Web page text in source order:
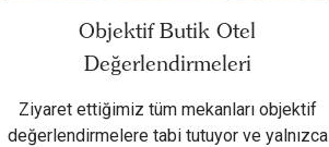
Objektif Butik Otel
Değerlendirmeleri
Ziyaret ettiğimiz tüm mekanları objektif
değerlendirmelere tabi tutuyor ve yalnızca